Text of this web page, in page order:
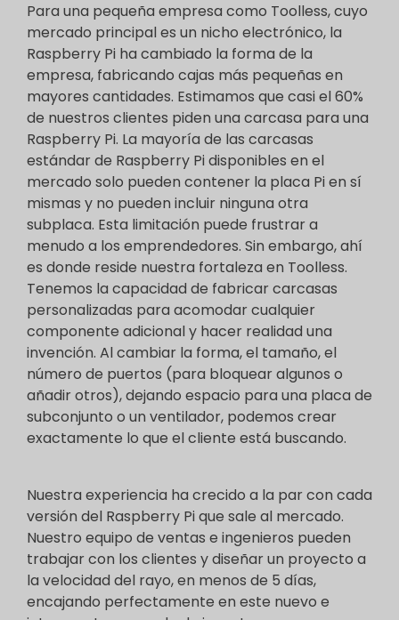
Para una pequeña empresa como Toolless, cuyo
mercado principal es un nicho electrónico, la
Raspberry Pi ha cambiado la forma de la
empresa, fabricando cajas más pequeñas en
mayores cantidades. Estimamos que casi el 60%
de nuestros clientes piden una carcasa para una
Raspberry Pi. La mayoría de las carcasas
estándar de Raspberry Pi disponibles en el
mercado solo pueden contener la placa Pi en sí
mismas y no pueden incluir ninguna otra
subplaca. Esta limitación puede frustrar a
menudo a los emprendedores. Sin embargo, ahí
es donde reside nuestra fortaleza en Toolless.
Tenemos la capacidad de fabricar carcasas
personalizadas para acomodar cualquier
componente adicional y hacer realidad una
invención. Al cambiar la forma, el tamaño, el
número de puertos (para bloquear algunos o
añadir otros), dejando espacio para una placa de
subconjunto o un ventilador, podemos crear
exactamente lo que el cliente está buscando.
Nuestra experiencia ha crecido a la par con cada
versión del Raspberry Pi que sale al mercado.
Nuestro equipo de ventas e ingenieros pueden
trabajar con los clientes y diseñar un proyecto a
la velocidad del rayo, en menos de 5 días,
encajando perfectamente en este nuevo e